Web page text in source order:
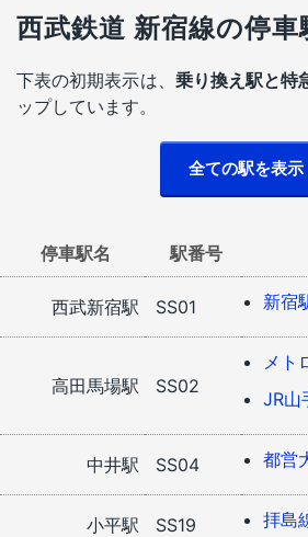
西武鉄道 新宿線の停車
下表の初期表示は、 乗り換え駅と特
ップしています。
停車駅名 駅番号
西武新宿駅 SS01 新宿
高田馬場駅 SS02
メト
JR山
中井駅 SS04 都営
小平駅 SS19 拝島